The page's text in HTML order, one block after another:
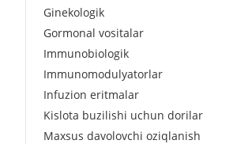
Ginekologik
Gormonal vositalar
Immunobiologik
Immunomodulyatorlar
Infuzion eritmalar
Kislota buzilishi uchun dorilar
Maxsus davolovchi oziqlanish